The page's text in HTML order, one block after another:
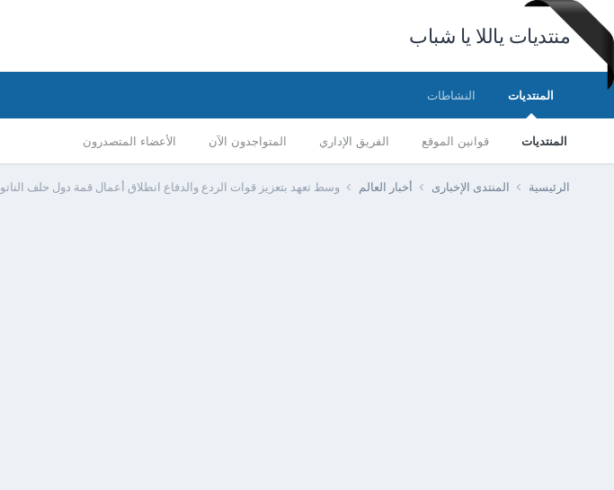
منتديات ياللا يا شباب
المنتديات
المنتديات قوانين الموقع الفريق الإداري المتواجدون الآن الأعضاء المتصدرون
النشاطات
الرئيسية المنتدى الإخبارى أخبار العالم وسط تعهد بتعزيز قوات الردع والدفاع انطلاق أعمال قمة دول حلف الناتو